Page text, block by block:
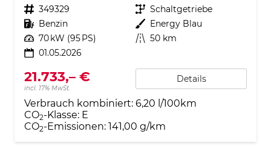
Fahrzeugnr. 349329 Getriebe Schaltgetriebe
Kraftstoff Benzin Außenfarbe Energy Blau
Leistung 70 kW (95 PS) Kilometerstand 50 km
01.05.2026
21.733,– €
incl. 17% MwSt.
Details
Verbrauch kombiniert: 6,20 l/100km
CO2-Klasse: E
CO2-Emissionen: 141,00 g/km